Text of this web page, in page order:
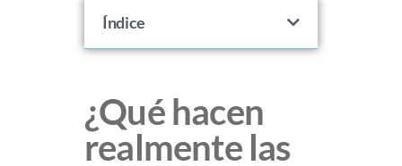
Índice
¿Qué hacen
realmente las